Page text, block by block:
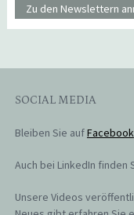
Zu den Newslettern
SOCIAL MEDIA
Bleiben Sie aufFacebook
Auch bei LinkedIn finden
Unsere Videos